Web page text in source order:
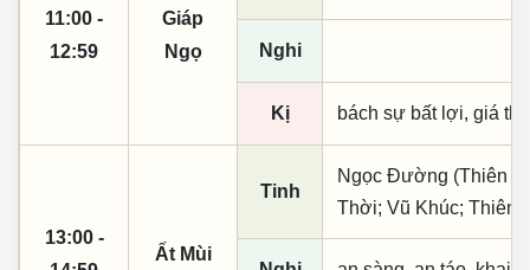
11:00 -
12:59
Giáp
Ngọ
Nghi
Kị bách sự bất lợi, giá
13:00 -
Ất Mùi
Tinh
Ngọc Đường (Thiên
Thời; Vũ Khúc; Thiên